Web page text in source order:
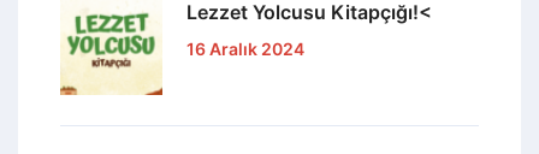
Lezzet Yolcusu Kitapçığı!<
16 Aralık 2024